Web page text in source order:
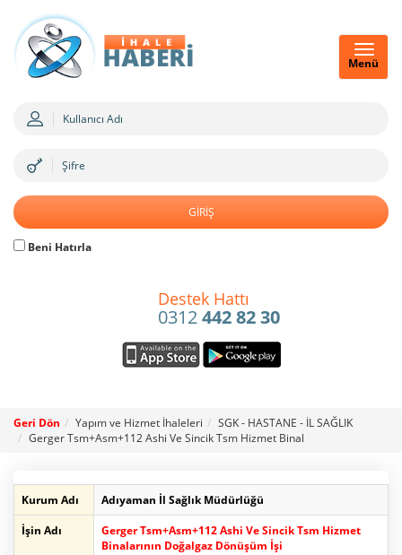
Menü
Beni Hatırla
Destek Hattı
0312442 82 30
Geri Dön Yapım ve Hizmet İhaleleri
SGK - HASTANE - İL SAĞLIK
Gerger Tsm+Asm+112 Ashi Ve Sincik Tsm Hizmet Binal
Kurum Adı
Adıyaman İl Sağlık Müdürlüğü
İşin Adı
Gerger Tsm+Asm+112 Ashi Ve Sincik Tsm Hizmet
Binalarının Doğalgaz Dönüşüm İşi